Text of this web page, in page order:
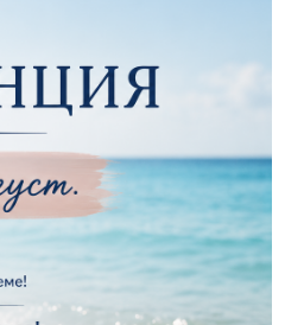
Макраме
Макраме Основи - до 6,00 см
Макраме Основи - над 15,00 см
Макраме - Други материали
Опаковки
Мебелен обков и аксесоари
Дръжки